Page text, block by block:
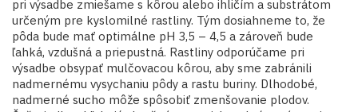
pri výsadbe zmiešame s kôrou alebo ihličím a substrátom
určeným pre kyslomilné rastliny. Tým dosiahneme to, že
pôda bude mať optimálne pH 3,5 – 4,5 a zároveň bude
ľahká, vzdušná a priepustná. Rastliny odporúčame pri
výsadbe obsypať mulčovacou kôrou, aby sme zabránili
nadmernému vysychaniu pôdy a rastu buriny. Dlhodobé,
nadmerné sucho môže spôsobiť zmenšovanie plodov.